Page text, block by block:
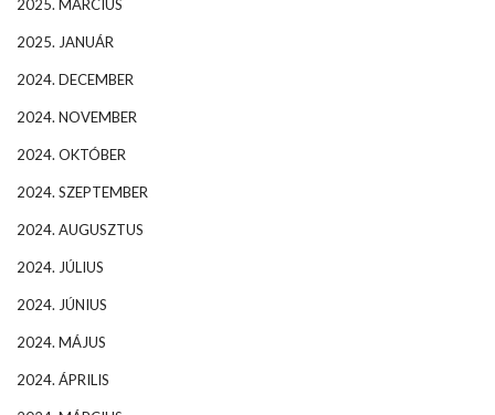
2025. MÁRCIUS
2025. JANUÁR
2024. DECEMBER
2024. NOVEMBER
2024. OKTÓBER
2024. SZEPTEMBER
2024. AUGUSZTUS
2024. JÚLIUS
2024. JÚNIUS
2024. MÁJUS
2024. ÁPRILIS